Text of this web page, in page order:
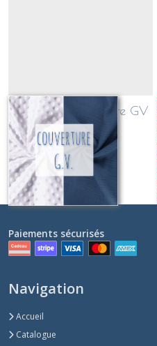
Couverture sur mesure GV
69€
Paiements sécurisés
Navigation
Accueil
Catalogue